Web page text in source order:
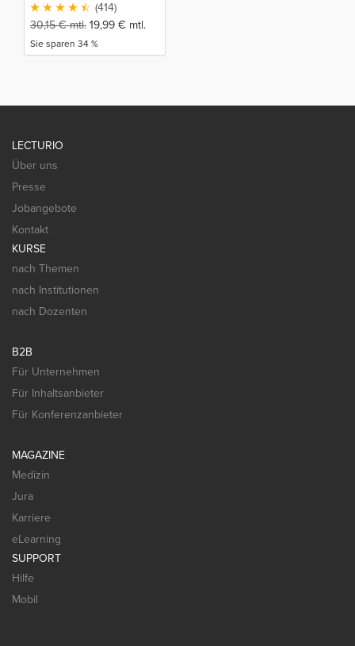
(414)
30,15€mtl. 19,99 € mtl.
Sie sparen 34 %
LECTURIO
Über uns
Presse
Jobangebote
Kontakt
KURSE
nach Themen
nach Institutionen
nach Dozenten
B2B
Für Unternehmen
Für Inhaltsanbieter
Für Konferenzanbieter
MAGAZINE
Medizin
Jura
Karriere
eLearning
SUPPORT
Hilfe
Mobil